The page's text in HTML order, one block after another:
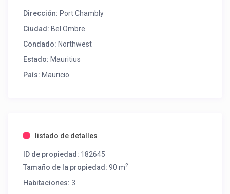
Dirección: Port Chambly
Ciudad: Bel Ombre
Condado: Northwest
Estado: Mauritius
País: Mauricio
listado de detalles
ID de propiedad: 182645
Tamaño de la propiedad: 90 m2
Habitaciones: 3